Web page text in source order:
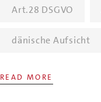
Art.28 DSGVO
dänische Aufsicht
READ MORE